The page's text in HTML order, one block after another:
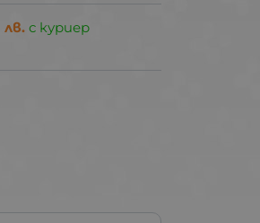
лв. с куриер